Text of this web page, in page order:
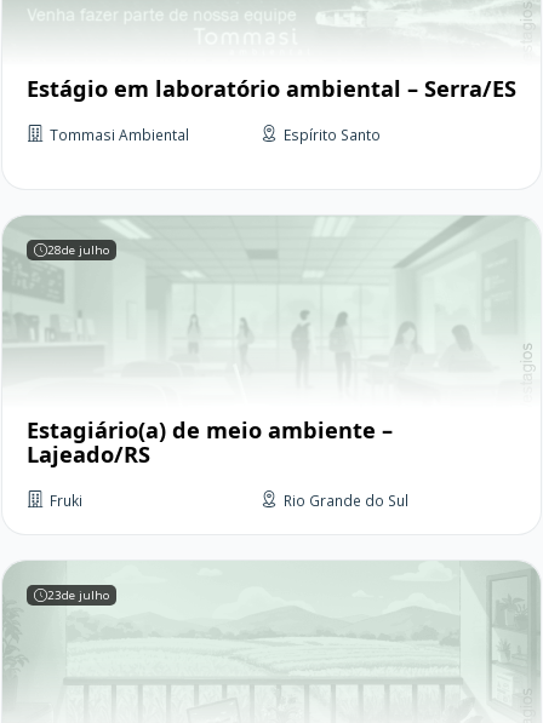
Estágio em laboratório ambiental – Serra/ES
Tommasi Ambiental Espírito Santo
28de julho
Estagiário(a) de meio ambiente –
Lajeado/RS
Fruki Rio Grande do Sul
23de julho